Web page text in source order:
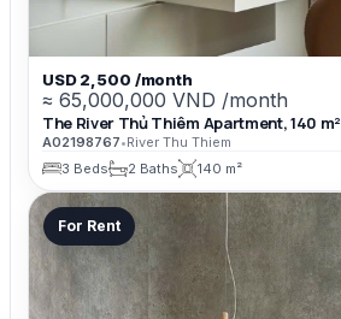
USD 2,500 /month
≈ 65,000,000 VND /month
The River Thủ Thiêm Apartment, 140 m²
A02198767•River Thu Thiem
3 Beds
2 Baths 140 m²
For Rent